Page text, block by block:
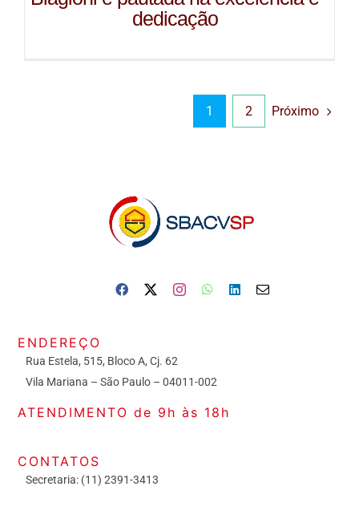
dedicação
1 2 Próximo
ENDEREÇO
Rua Estela, 515, Bloco A, Cj. 62
Vila Mariana – São Paulo – 04011-002
ATENDIMENTO de 9h às 18h
CONTATOS
Secretaria: (11) 2391-3413